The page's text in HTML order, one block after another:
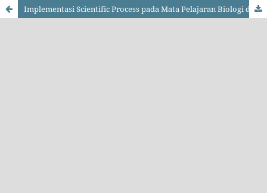
Implementasi Scientific Process pada Mata Pelajaran Biologi di MA Kotamadya Yogyakarta